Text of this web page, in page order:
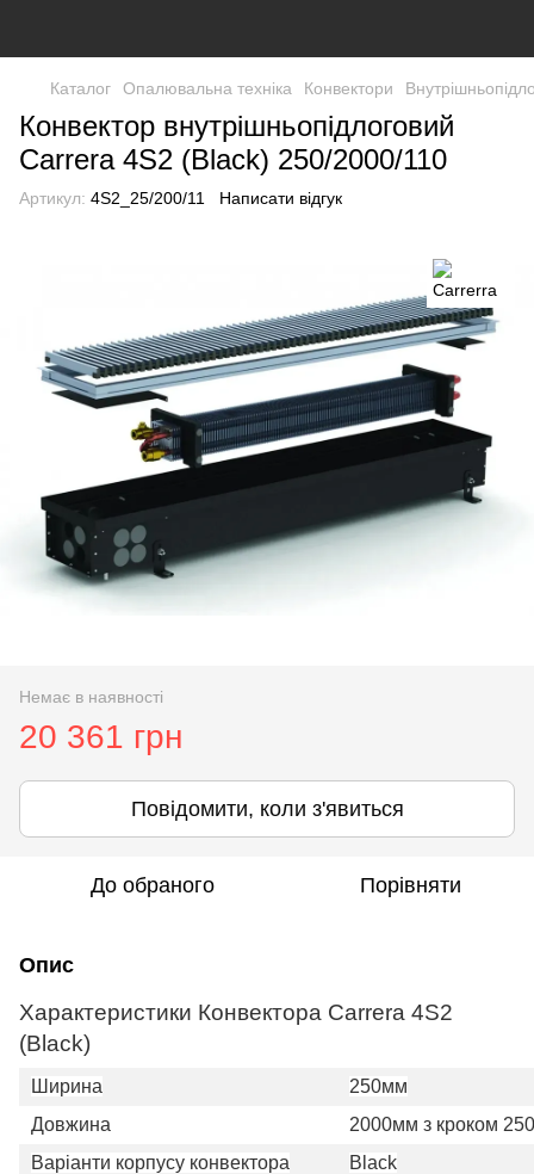
Каталог Опалювальна техніка Конвектори
Конвектор внутрішньопідлоговий
Carrera 4S2 (Black) 250/2000/110
Артикул: 4S2_25/200/11 Написати відгук
Немає в наявності
20 361 грн
Повідомити, коли з'явиться
До обраного Порівняти
Опис
Характеристики Конвектора Carrera 4S2
(Black)
Ширина
250мм
Довжина
2000мм з кроком
Варіанти корпусу конвектора
Black